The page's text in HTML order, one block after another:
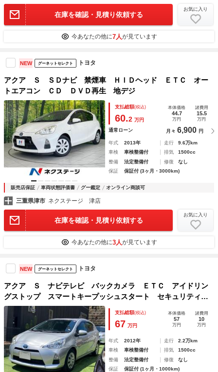
在庫を確認・見積り依頼する
お気に入り
今あなたの他に7人が見ています
NEW グーネットセレクト トヨタ
アクア Ｓ ＳＤナビ 禁煙車 ＨＩＤヘッド ＥＴＣ オー
トエアコン ＣＤ ＤＶＤ再生 地デジ
支払総額(税込)
60.2 万円
本体価格
44.7
万円
諸費用
15.5
万円
通常ローン 月々 6,900 円
年式 2013年 走行
9.6万km
車検
車検整備付 排気
1500cc
整備
法定整備付 修復
なし
保証
保証付 (3ヶ月・3000km)
販売店保証 車両状態評価書 グー鑑定 オンライン商談可
三重県津市 ネクステージ 津店
在庫を確認・見積り依頼する
お気に入り
今あなたの他に3人が見ています
NEW グーネットセレクト トヨタ
アクア Ｓ ナビテレビ バックカメラ ＥＴＣ アイドリン
グストップ スマートキープッシュスタート セキュリティ
ー ＡＢＳ 運転席助手席エアバック
支払総額(税込)
67 万円
本体価格
57
万円
諸費用
10
万円
年式 2012年 走行
2.2万km
車検
車検整備付 排気
1500cc
整備
法定整備付 修復
なし
保証
保証付 (1ヶ月・1000km)